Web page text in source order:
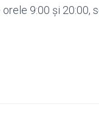
9:00 și 20:00,